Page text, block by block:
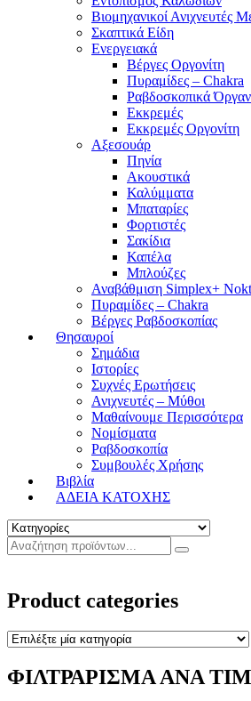
Βιομηχανικοί Ανιχνευτές
Σκαπτικά Είδη
Ενεργειακά
Βέργες Οργονίτη
Πυραμίδες – Chakra
Ραβδοσκοπικά
Εκκρεμές
Εκκρεμές Οργονίτη
Αξεσουάρ
Πηνία
Ακουστικά
Καλύμματα
Μπαταρίες
Φορτιστές
Σακίδια
Καπέλα
Μπλούζες
Αναβάθμιση Simplex+
Πυραμίδες – Chakra
Βέργες Ραβδοσκοπίας
Θησαυροί
Σημάδια
Ιστορίες
Συχνές Ερωτήσεις
Ανιχνευτές – Μύθοι
Μαθαίνουμε Περισσότερα
Νομίσματα
Ραβδοσκοπία
Συμβουλές Χρήσης
Βιβλία
ΑΔΕΙΑ ΚΑΤΟΧΗΣ
Product categories
ΦΙΛΤΡΑΡΙΣΜΑ ΑΝΑ